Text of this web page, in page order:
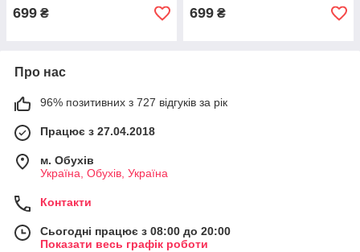
699 ₴ 699 ₴
Про нас
96% позитивних з 727 відгуків за рік
Працює з 27.04.2018
м. Обухів
Україна, Обухів, Україна
Контакти
Сьогодні працює з 08:00 до 20:00
Показати весь графік роботи